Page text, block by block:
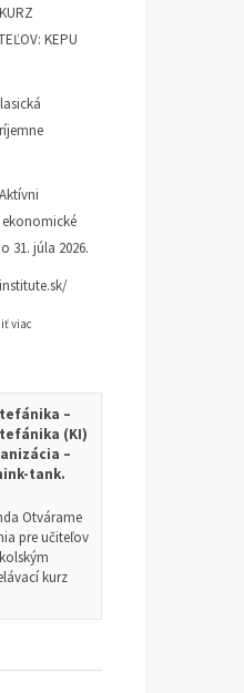
KEPU
31. júla 2026.
viac
–
(KI)
–
tank.
Otvárame
pre učiteľov
kurz